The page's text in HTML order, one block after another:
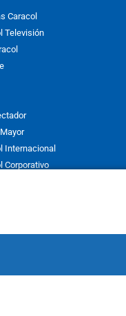
Caracol
Televisión
Internacional
Corporativo
los
D.R.A. Prohibida su
in whole or in part,